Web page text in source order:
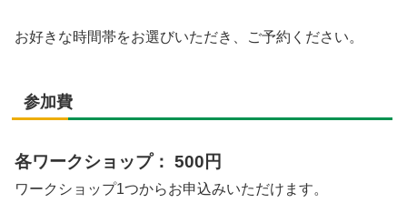
お好きな時間帯をお選びいただき、ご予約ください。
参加費
各ワークショップ： 500円
ワークショップ1つからお申込みいただけます。